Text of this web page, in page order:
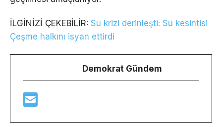
İLGİNİZİ ÇEKEBİLİR: Su krizi derinleşti: Su kesintisi
Çeşme halkını isyan ettirdi
Demokrat Gündem